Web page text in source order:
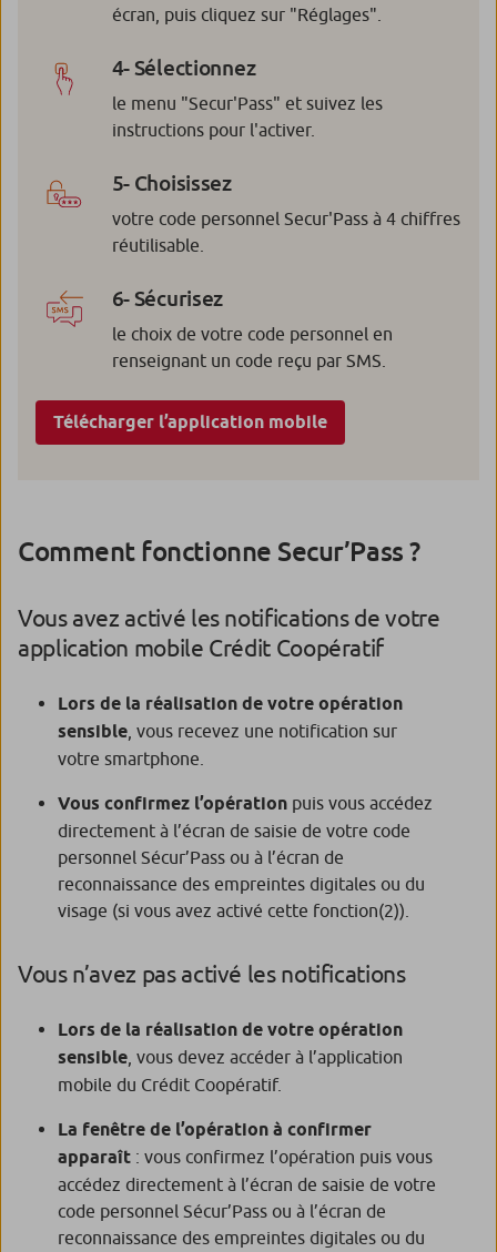
écran, puis cliquez sur "Réglages".
4- Sélectionnez
le menu "Secur'Pass" et suivez les
instructions pour l'activer.
5- Choisissez
votre code personnel Secur'Pass à 4 chiffres
réutilisable.
6- Sécurisez
le choix de votre code personnel en
renseignant un code reçu par SMS.
Télécharger l’application mobile
Comment fonctionne Secur’Pass ?
Vous avez activé les notifications de votre
application mobile Crédit Coopératif
Lors de la réalisation de votre opération
sensible , vous recevez une notification sur
votre smartphone.
Vous confirmez l’opération puis vous accédez
directement à l’écran de saisie de votre code
personnel Sécur’Pass ou à l’écran de
reconnaissance des empreintes digitales ou du
visage (si vous avez activé cette fonction(2)).
Vous n’avez pas activé les notifications
Lors de la réalisation de votre opération
sensible , vous devez accéder à l’application
mobile du Crédit Coopératif.
La fenêtre de l’opération à confirmer
apparaît : vous confirmez l’opération puis vous
accédez directement à l’écran de saisie de votre
code personnel Sécur’Pass ou à l’écran de
reconnaissance des empreintes digitales ou du